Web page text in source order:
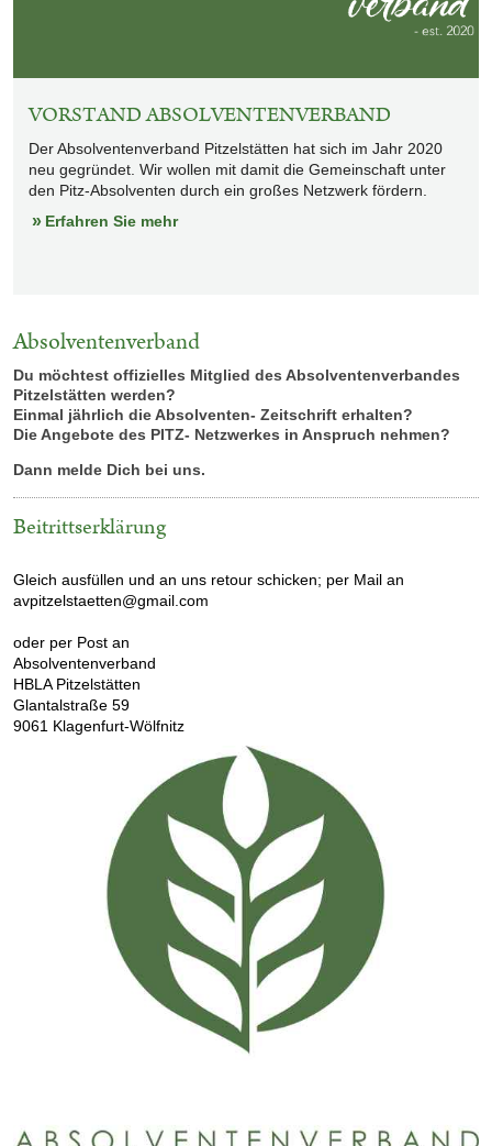
VORSTAND ABSOLVENTENVERBAND
Der Absolventenverband Pitzelstätten hat sich im Jahr 2020
neu gegründet. Wir wollen mit damit die Gemeinschaft unter
den Pitz-Absolventen durch ein großes Netzwerk fördern.
Erfahren Sie mehr
Absolventenverband
Du möchtest offizielles Mitglied des Absolventenverbandes
Pitzelstätten werden?
Einmal jährlich die Absolventen- Zeitschrift erhalten?
Die Angebote des PITZ- Netzwerkes in Anspruch nehmen?
Dann melde Dich bei uns.
Beitrittserklärung
Gleich ausfüllen und an uns retour schicken; per Mail an
avpitzelstaetten@gmail.com
oder per Post an
Absolventenverband
HBLA Pitzelstätten
Glantalstraße 59
9061 Klagenfurt-Wölfnitz